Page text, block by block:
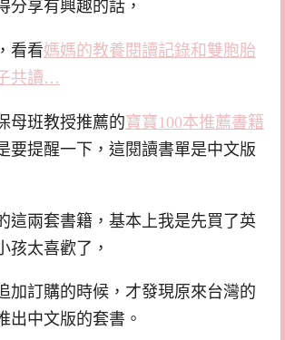
分享有興趣的話，
，看看媽媽的教養閱讀記錄和雙胞胎
共讀…
母班教授推薦的寶寶100本推薦書籍
要提醒一下，這閱讀書單是中文版
這兩套書籍，基本上我是先買了英
孩太喜歡了，
加訂購的時候，才發現原來台灣的
出中文版的套書。